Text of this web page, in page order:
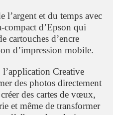
l’argent et du temps avec
d’Epson qui
cartouches d’encre
d’impression mobile.
Creative
des photos directement
des cartes de vœux,
et même de transformer